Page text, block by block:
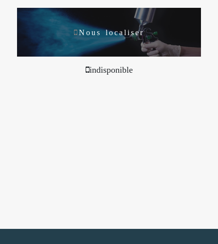
Nous localiser
indisponible